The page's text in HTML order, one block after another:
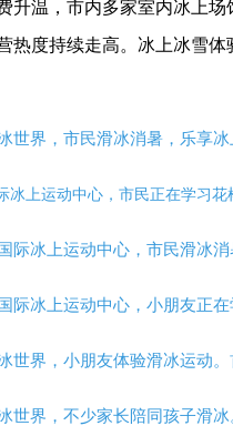
升温，市内多家室内冰上
热度持续走高。冰上冰雪
世界，市民滑冰消暑，乐享
冰上运动中心，市民正在学习
际冰上运动中心，市民滑冰
际冰上运动中心，小朋友正
世界，小朋友体验滑冰运动
世界，不少家长陪同孩子滑